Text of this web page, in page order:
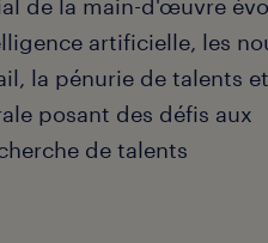
de la main-d'œuvre
artificielle, les
la pénurie de talents et
posant des défis aux
de talents